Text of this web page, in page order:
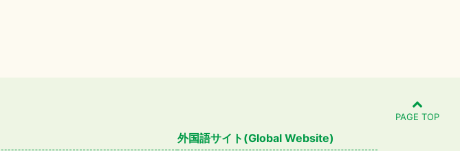
PAGE TOP
外国語サイト(Global Website)